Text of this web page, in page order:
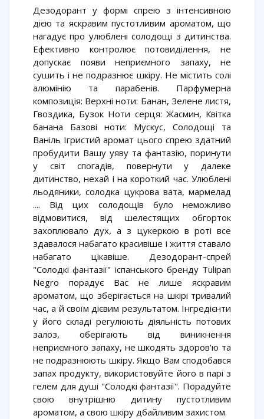
Дезодорант у формі спрею з інтенсивною
дією та яскравим пустотливим ароматом, що
нагадує про улюблені солодощі з дитинства.
Ефективно контролює потовиділення, не
допускає появи неприємного запаху, не
сушить і не подразнює шкіру. Не містить солі
алюмінію та парабенів. Парфумерна
композиція: Верхні ноти: Банан, Зелене листя,
Гвоздика, Бузок Ноти серця: Жасмин, Квітка
банана Базові ноти: Мускус, Солодощі та
Ваніль Ігристий аромат цього спрею здатний
пробудити Вашу уяву та фантазію, поринути
у світ спогадів, повернути у далеке
дитинство, нехай і на короткий час. Улюблені
льодяники, солодка цукрова вата, мармелад
.... Від цих солодощів було неможливо
відмовитися, від шелестящих обгорток
захоплювало дух, а з цукеркою в роті все
здавалося набагато красивіше і життя ставало
набагато цікавіше. Дезодорант-спрей
"Солодкі фантазії" іспанського бренду Tulipan
Negro порадує Вас не лише яскравим
ароматом, що зберігається на шкірі тривалий
час, а й своїм дієвим результатом. Інгредієнти
у його складі регулюють діяльність потових
залоз, оберігають від виникнення
неприємного запаху, не шкодять здоров'ю та
не подразнюють шкіру. Якщо Вам сподобався
запах продукту, використовуйте його в парі з
гелем для душі "Солодкі фантазії". Порадуйте
свою внутрішню дитину пустотливим
ароматом, а свою шкіру дбайливим захистом.